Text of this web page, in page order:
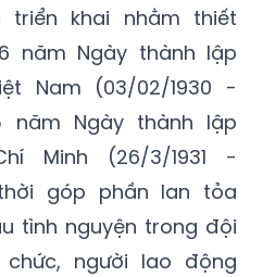
triển khai nhằm thiết
năm Ngày thành lập
Nam (03/02/1930 -
năm Ngày thành lập
Minh (26/3/1931 -
góp phần lan tỏa
tình nguyện trong đội
người lao động